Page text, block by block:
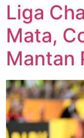
Liga
Mata,
Mantan